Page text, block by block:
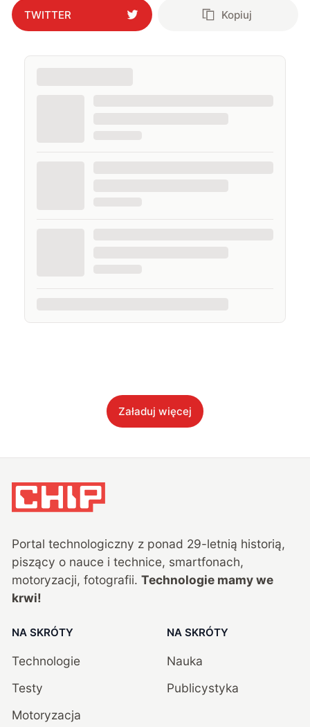
TWITTER Kopiuj
Załaduj więcej
Portal technologiczny z ponad 29-letnią historią,
piszący o nauce i technice, smartfonach,
motoryzacji, fotografii. Technologie mamy we
krwi!
NA SKRÓTY
Technologie
Testy
Motoryzacja
NA SKRÓTY
Nauka
Publicystyka